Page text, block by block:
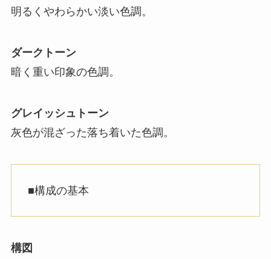
明るくやわらかい淡い色調。
ダークトーン
暗く重い印象の色調。
グレイッシュトーン
灰色が混ざった落ち着いた色調。
■構成の基本
構図